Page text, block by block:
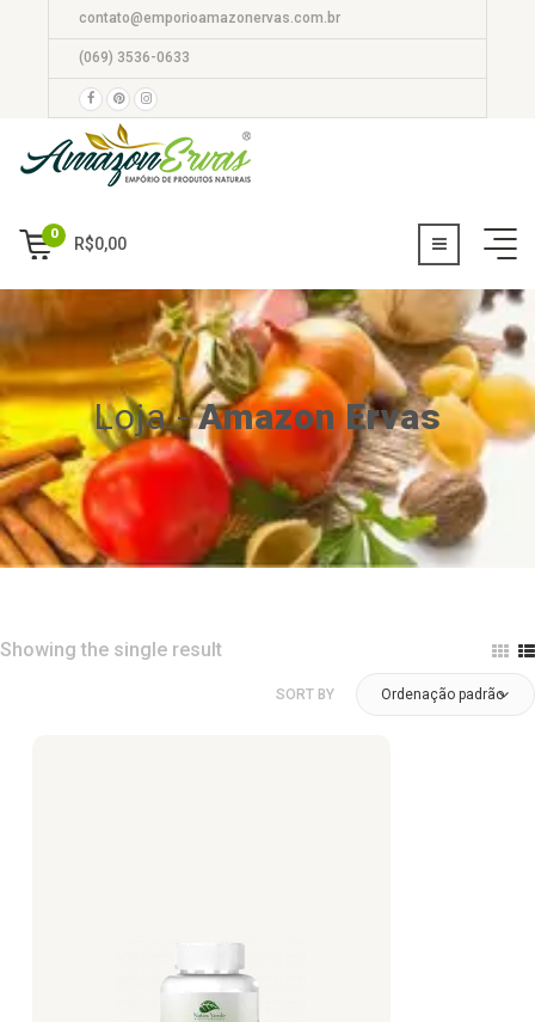
contato@emporioamazonervas.com.br
(069) 3536-0633
0
R$0,00
Loja -Amazon Ervas
Showing the single result
SORT BY Ordenação padrão